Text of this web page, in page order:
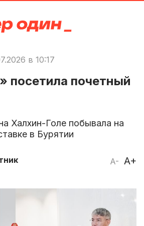
в 10:17
посетила почетный
Халхин-Голе побывала на
в Бурятии
A- A+